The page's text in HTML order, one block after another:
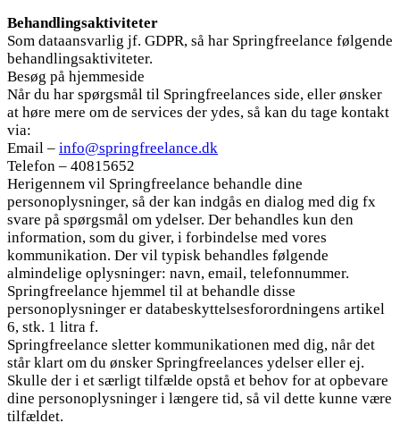
Behandlingsaktiviteter
Som dataansvarlig jf. GDPR, så har Springfreelance følgende
behandlingsaktiviteter.
Besøg på hjemmeside
Når du har spørgsmål til Springfreelances side, eller ønsker
at høre mere om de services der ydes, så kan du tage kontakt
via:
Email – info@springfreelance.dk
Telefon – 40815652
Herigennem vil Springfreelance behandle dine
personoplysninger, så der kan indgås en dialog med dig fx
svare på spørgsmål om ydelser. Der behandles kun den
information, som du giver, i forbindelse med vores
kommunikation. Der vil typisk behandles følgende
almindelige oplysninger: navn, email, telefonnummer.
Springfreelance hjemmel til at behandle disse
personoplysninger er databeskyttelsesforordningens artikel
6, stk. 1 litra f.
Springfreelance sletter kommunikationen med dig, når det
står klart om du ønsker Springfreelances ydelser eller ej.
Skulle der i et særligt tilfælde opstå et behov for at opbevare
dine personoplysninger i længere tid, så vil dette kunne være
tilfældet.